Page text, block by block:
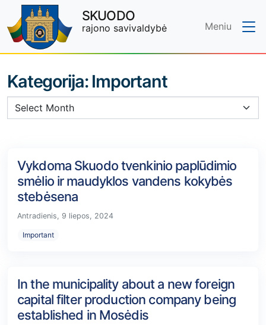
Skip to main content
SKUODO
rajono savivaldybė Meniu
Kategorija: Important
Vykdoma Skuodo tvenkinio paplūdimio
smėlio ir maudyklos vandens kokybės
stebėsena
Antradienis, 9 liepos, 2024
Important
In the municipality about a new foreign
capital filter production company being
established in Mosėdis